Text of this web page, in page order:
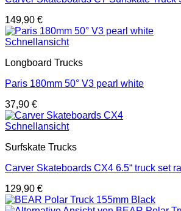
149,90 €
Schnellansicht
Longboard Trucks
Paris 180mm 50° V3 pearl white
37,90 €
Schnellansicht
Surfskate Trucks
Carver Skateboards CX4 6.5“ truck set
129,90 €